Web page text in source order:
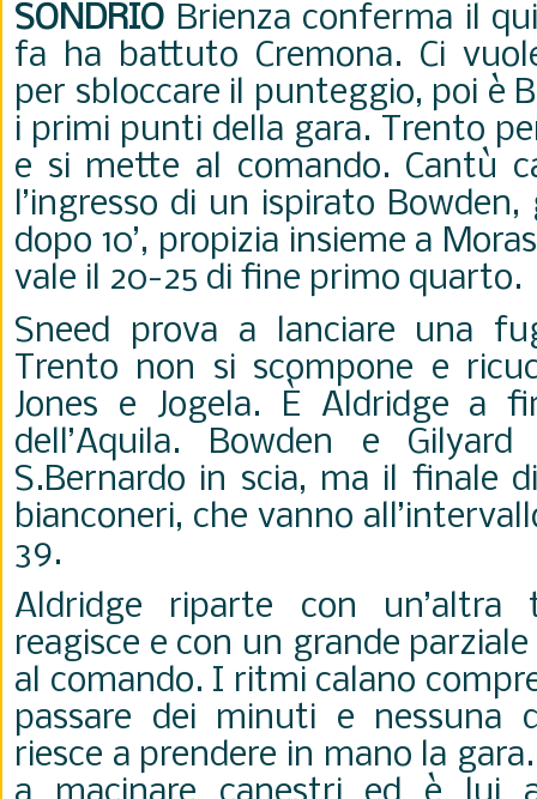
SONDRIO Brienza conferma il
fa ha battuto Cremona. Ci
per sbloccare il punteggio, poi è
i primi punti della gara. Trento
e si mette al comando. Cantù
l’ingresso di un ispirato
dopo 10’, propizia insieme a
vale il 20-25 di fine primo quarto.
Sneed prova a lanciare una
Trento non si scompone e
Jones e Jogela. È Aldridge a
dell’Aquila. Bowden e Gilyard
S.Bernardo in scia, ma il finale
bianconeri, che vanno
39.
Aldridge riparte con un’altra
reagisce e con un grande
al comando. I ritmi calano
passare dei minuti e nessuna
riesce a prendere in mano la